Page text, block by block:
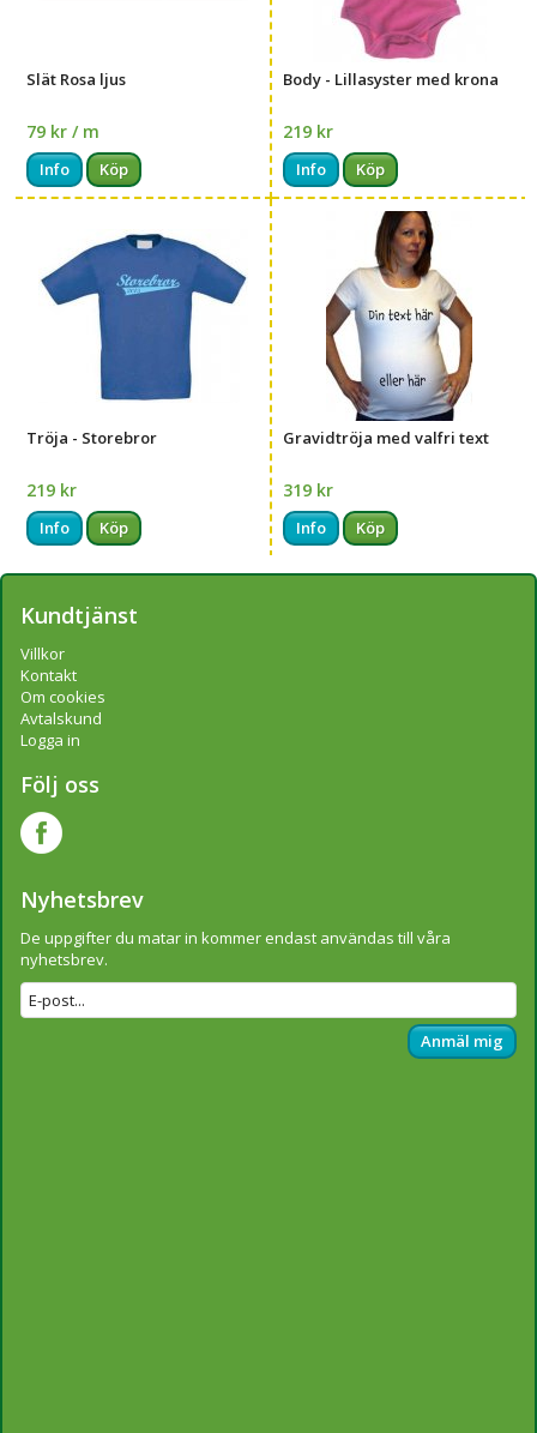
Slät Rosa ljus
79 kr / m
Info Köp
Body - Lillasyster med krona
219 kr
Info Köp
Tröja - Storebror
219 kr
Info Köp
Gravidtröja med valfri text
319 kr
Info Köp
Kundtjänst
Villkor
Kontakt
Om cookies
Avtalskund
Logga in
Följ oss
Nyhetsbrev
De uppgifter du matar in kommer endast användas till våra
nyhetsbrev.
Anmäl mig